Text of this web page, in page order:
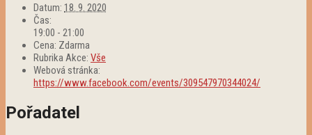
Datum: 18. 9. 2020
Čas:
19:00 - 21:00
Cena: Zdarma
Rubrika Akce: Vše
Webová stránka:
https://www.facebook.com/events/309547970344024/
Pořadatel